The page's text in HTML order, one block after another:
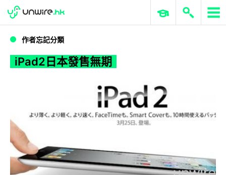
iPad2日本發售無期
WWDC 2026 ERP 與商業 AI
作者忘記分類
iPad2日本發售無期